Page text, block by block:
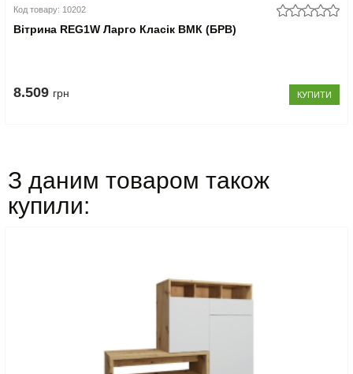
Код товару: 10202
Вітрина REG1W Ларго Класік ВМК (БРВ)
8.509 грн КУПИТИ
З даним товаром також
купили: